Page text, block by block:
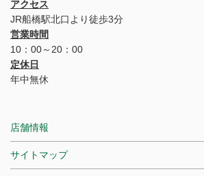
アクセス
JR船橋駅北口より徒歩3分
営業時間
10：00～20：00
定休日
年中無休
店舗情報
サイトマップ